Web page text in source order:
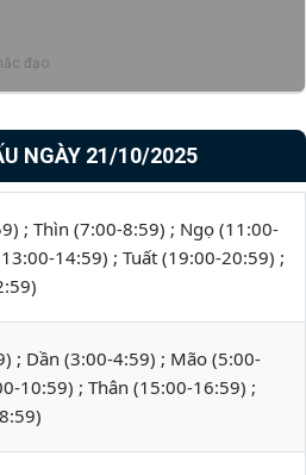
đạo
NGÀY 21/10/2025
; Thìn (7:00-8:59) ; Ngọ (11:00-
14:59) ; Tuất (19:00-20:59) ;
; Dần (3:00-4:59) ; Mão (5:00-
10:59) ; Thân (15:00-16:59) ;